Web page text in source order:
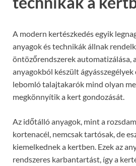
A modern kertészkedés egyik
anyagok és technikák állnak
öntözőrendszerek automatizálása,
anyagokból készült ágyásszegélyek
lebomló talajtakarók mind olyan
megkönnyítik a kert gondozását.
Az időtálló anyagok, mint a
kortenacél, nemcsak tartósak, de
kiemelkednek a kertben. Ezek az
rendszeres karbantartást, így a